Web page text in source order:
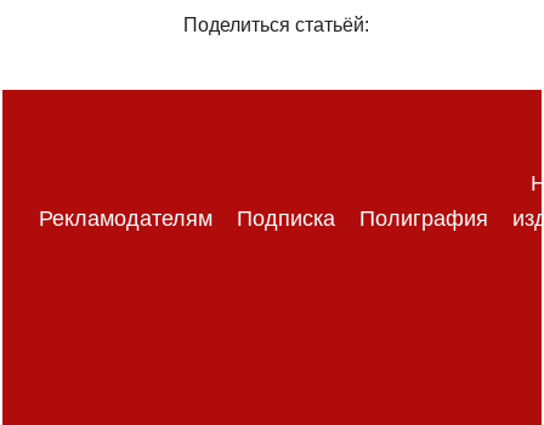
Поделиться статьёй:
Рекламодателям Подписка Полиграфия